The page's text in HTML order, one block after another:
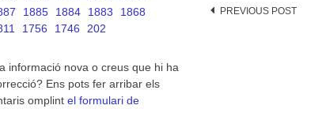
Post
PREVIOUS POST
1885 1884 1883
1868
1756 1746 202
informació nova o creus que hi ha
Ens pots fer arribar els
omplint el formulari de